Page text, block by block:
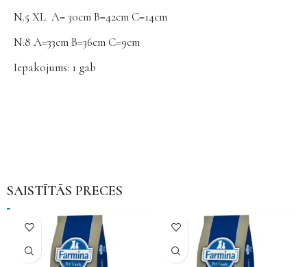
N.5 XL A= 30cm B=42cm C=14cm
N.8 A=33cm B=36cm C=9cm
Iepakojums: 1 gab
SAISTĪTĀS PRECES